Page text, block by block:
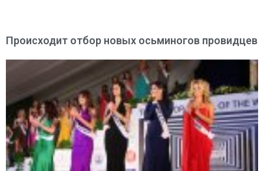
Происходит отбор новых осьминогов провидцев